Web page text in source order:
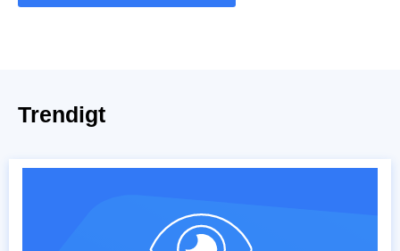
Trendigt